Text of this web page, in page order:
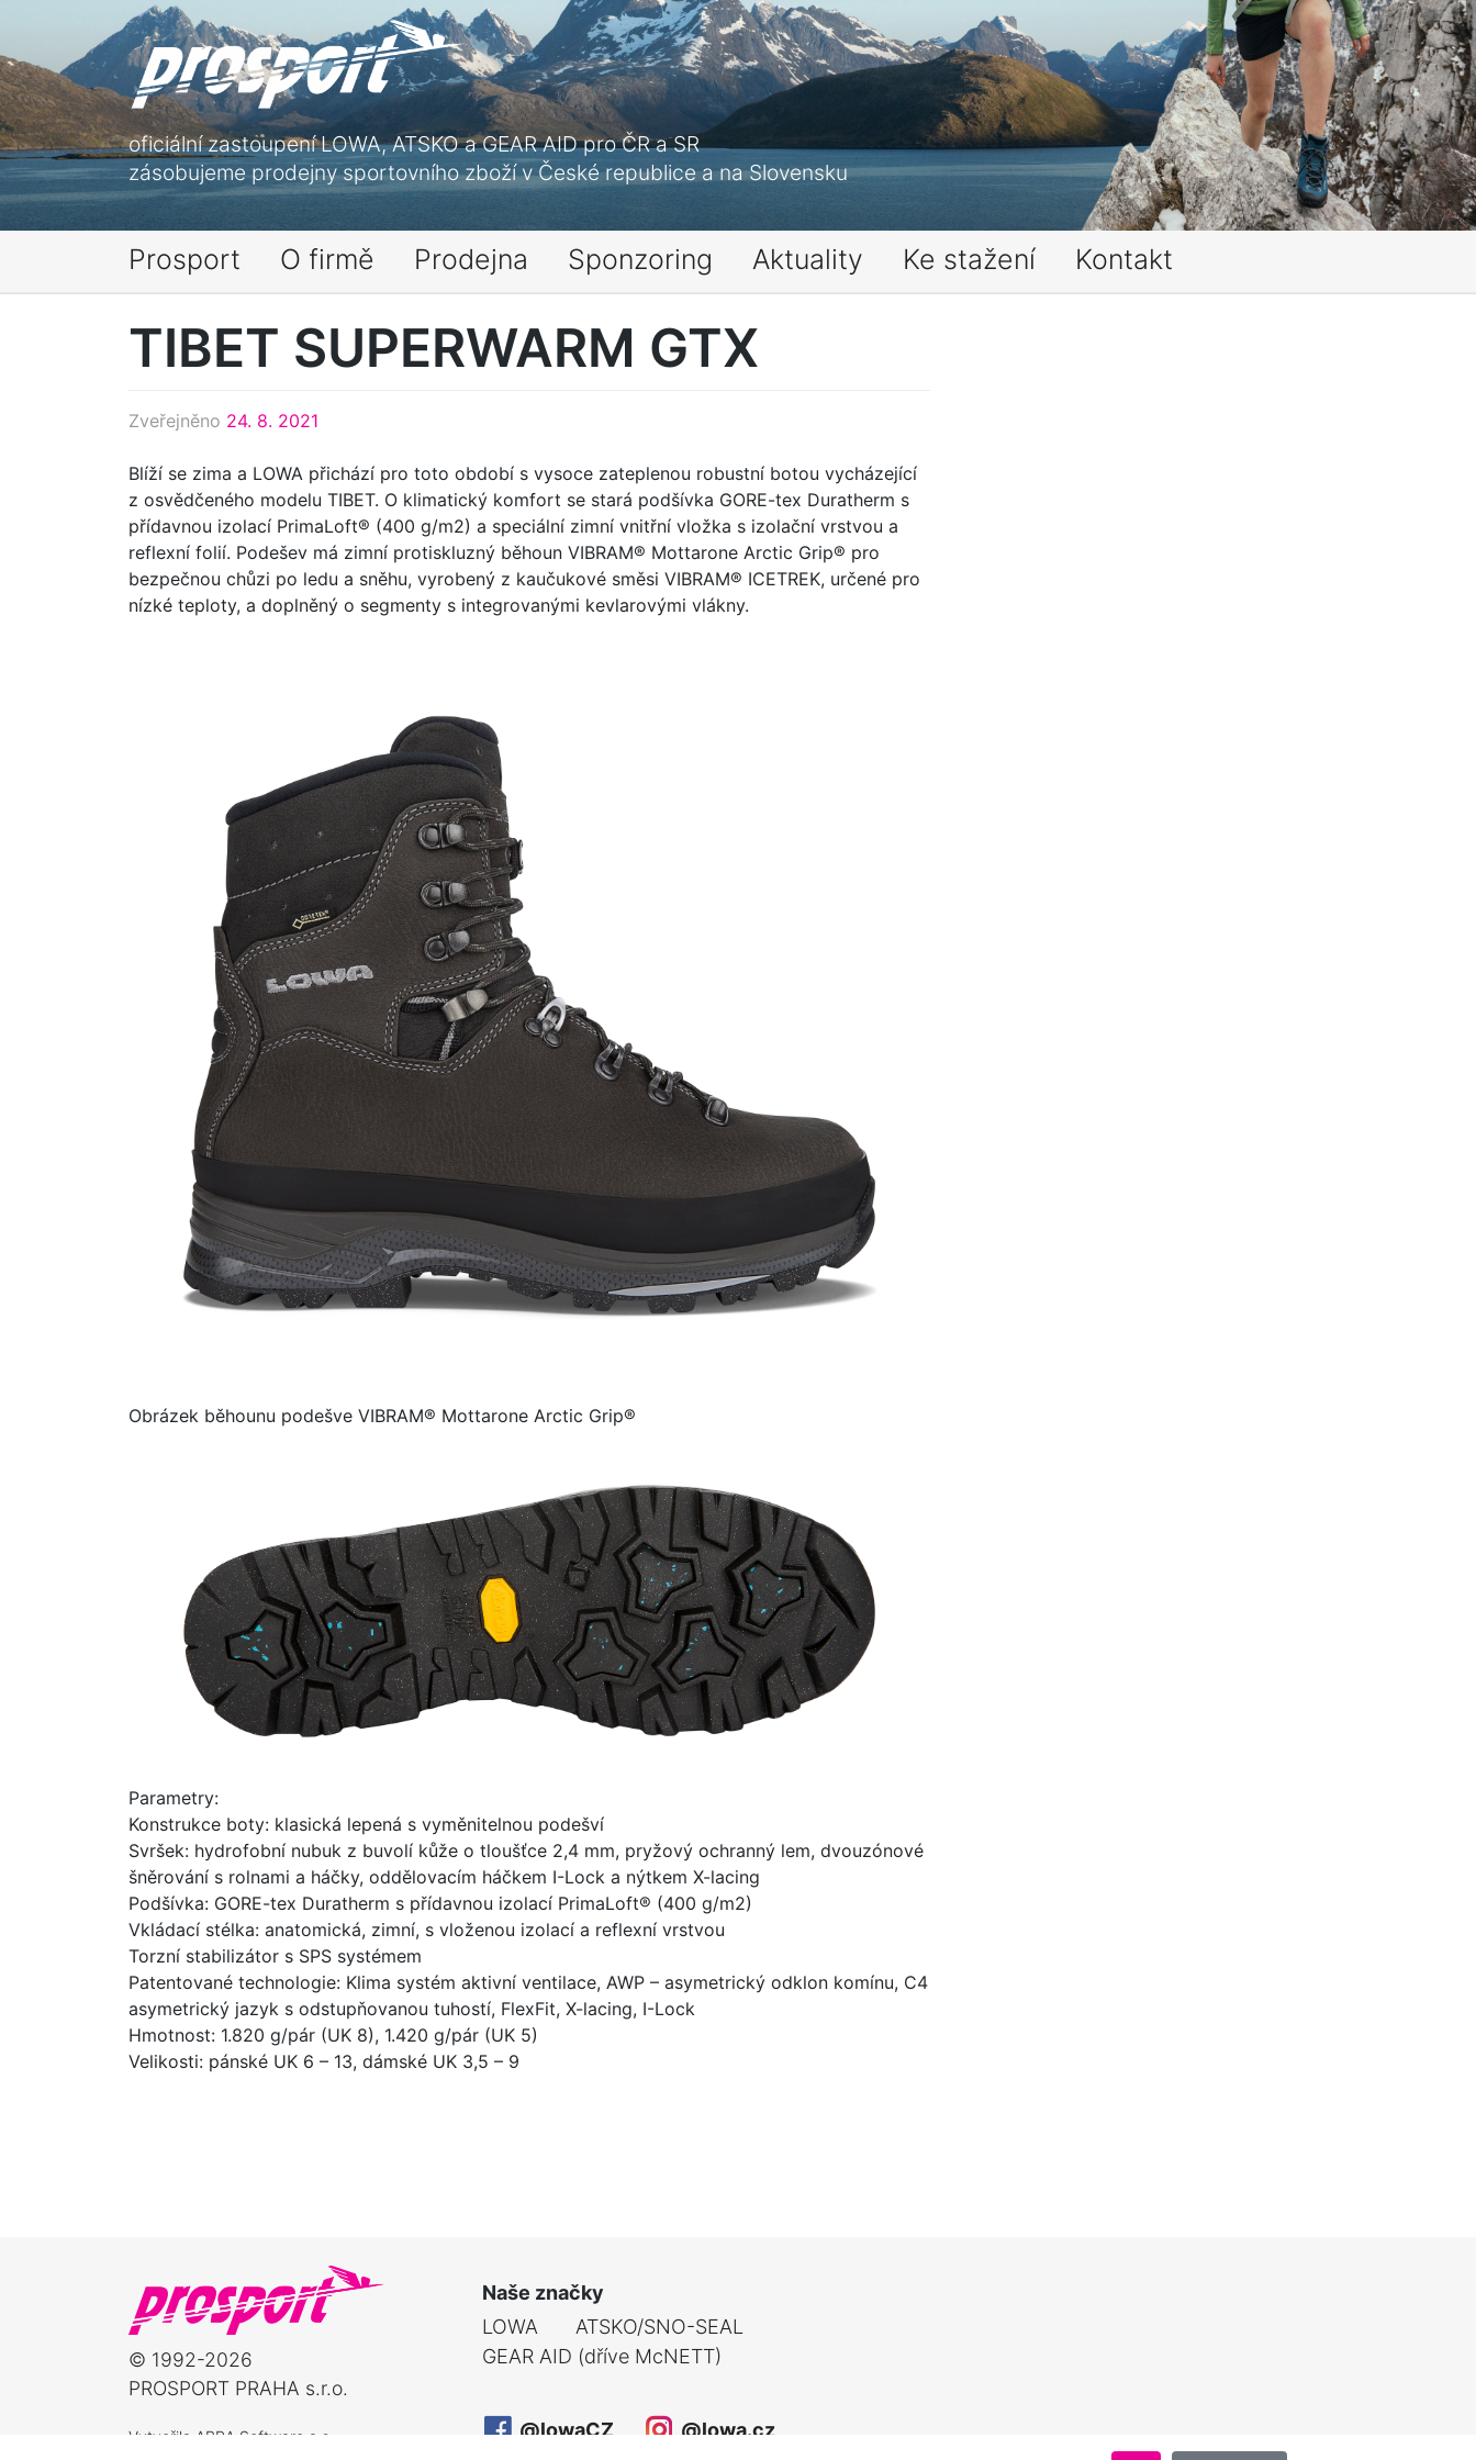
content
oficiální zastoupení LOWA, ATSKO a GEAR AID pro ČR a SR
zásobujeme prodejny sportovního zboží v České republice a na Slovensku
Prosport O firmě Prodejna Sponzoring Aktuality Ke stažení Kontakt
TIBET SUPERWARM GTX
Zveřejněno 24. 8. 2021
Blíží se zima a LOWA přichází pro toto období s vysoce zateplenou robustní botou vycházející
z osvědčeného modelu TIBET. O klimatický komfort se stará podšívka GORE-tex Duratherm s
přídavnou izolací PrimaLoft® (400 g/m2) a speciální zimní vnitřní vložka s izolační vrstvou a
reflexní folií. Podešev má zimní protiskluzný běhoun VIBRAM® Mottarone Arctic Grip® pro
bezpečnou chůzi po ledu a sněhu, vyrobený z kaučukové směsi VIBRAM® ICETREK, určené pro
nízké teploty, a doplněný o segmenty s integrovanými kevlarovými vlákny.
Obrázek běhounu podešve VIBRAM® Mottarone Arctic Grip®
Parametry:
Konstrukce boty: klasická lepená s vyměnitelnou podešví
Svršek: hydrofobní nubuk z buvolí kůže o tloušťce 2,4 mm, pryžový ochranný lem, dvouzónové
šněrování s rolnami a háčky, oddělovacím háčkem I-Lock a nýtkem X-lacing
Podšívka: GORE-tex Duratherm s přídavnou izolací PrimaLoft® (400 g/m2)
Vkládací stélka: anatomická, zimní, s vloženou izolací a reflexní vrstvou
Torzní stabilizátor s SPS systémem
Patentované technologie: Klima systém aktivní ventilace, AWP – asymetrický odklon komínu, C4
asymetrický jazyk s odstupňovanou tuhostí, FlexFit, X-lacing, I-Lock
Hmotnost: 1.820 g/pár (UK 8), 1.420 g/pár (UK 5)
Velikosti: pánské UK 6 – 13, dámské UK 3,5 – 9
© 1992-2026
PROSPORT PRAHA s.r.o.
Vytvořila ABRA Software a.s.
Naše značky
LOWA
ATSKO/SNO-SEAL
GEAR AID (dříve McNETT)
@lowaCZ @lowa.cz